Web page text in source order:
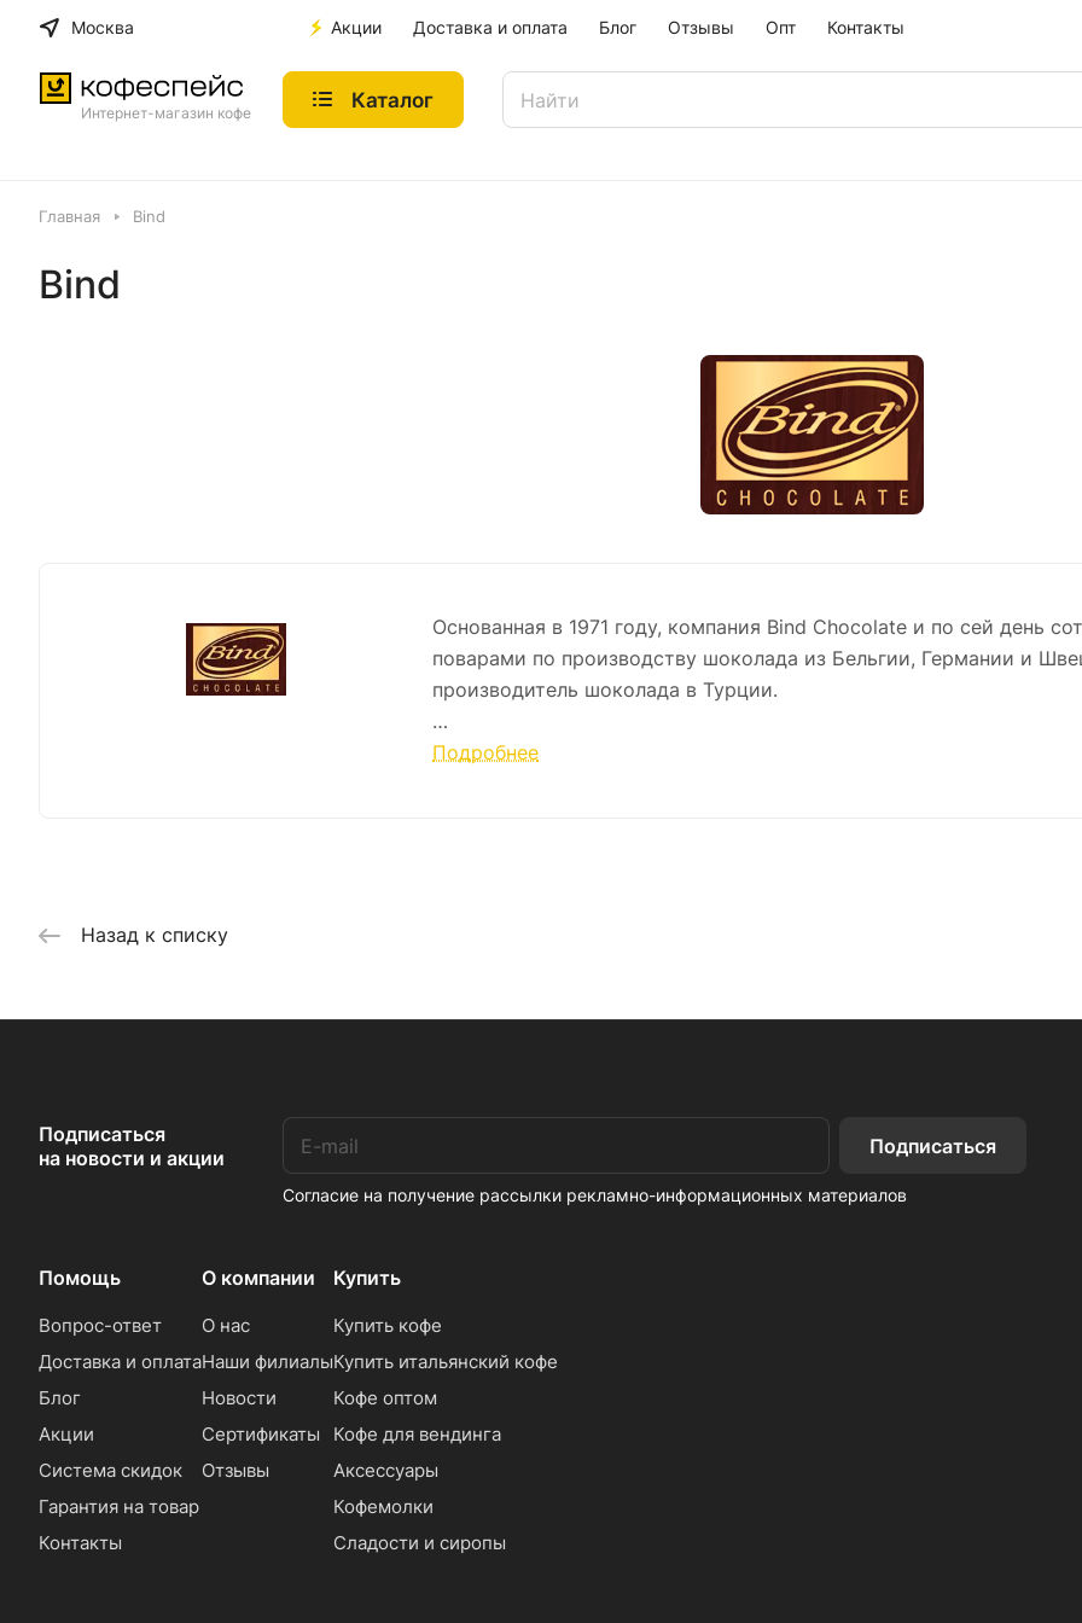
Москва Акции Доставка и оплата Блог Отзывы Опт Контакты
Интернет-магазин кофе
Каталог
Главная Bind
Bind
Основанная в 1971 году, компания Bind Chocolate и по сей день
поварами по производству шоколада из Бельгии, Германии и
производитель шоколада в Турции.
Участвуя в выставках по всему миру, Bind Chocolate довела свои
Подробнее
Назад к списку
Подписаться
на новости и акции
Подписаться
Согласие на получение рассылки рекламно-информационных материалов
Помощь
Вопрос-ответ
Доставка и оплата
Блог
Акции
Система скидок
Гарантия на товар
Контакты
О компании
О нас
Наши филиалы
Новости
Сертификаты
Отзывы
Купить
Купить кофе
Купить итальянский кофе
Кофе оптом
Кофе для вендинга
Аксессуары
Кофемолки
Сладости и сиропы